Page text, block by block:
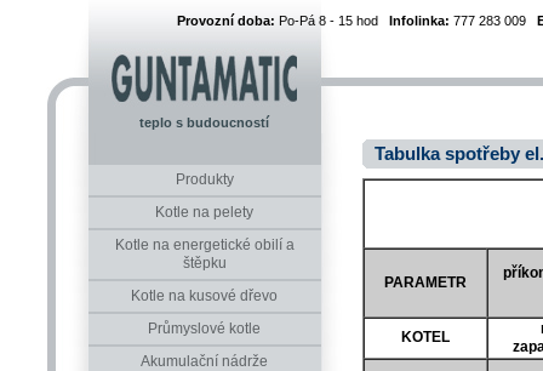
Provozní doba: Po-Pá 8 - 15 hod Infolinka: 777 283 009
teplo s budoucností
Produkty
Kotle na pelety
Kotle na energetické obilí a
štěpku
Kotle na kusové dřevo
Průmyslové kotle
Akumulační nádrže
Tabulka spotřeby
PARAMETR
KOTEL